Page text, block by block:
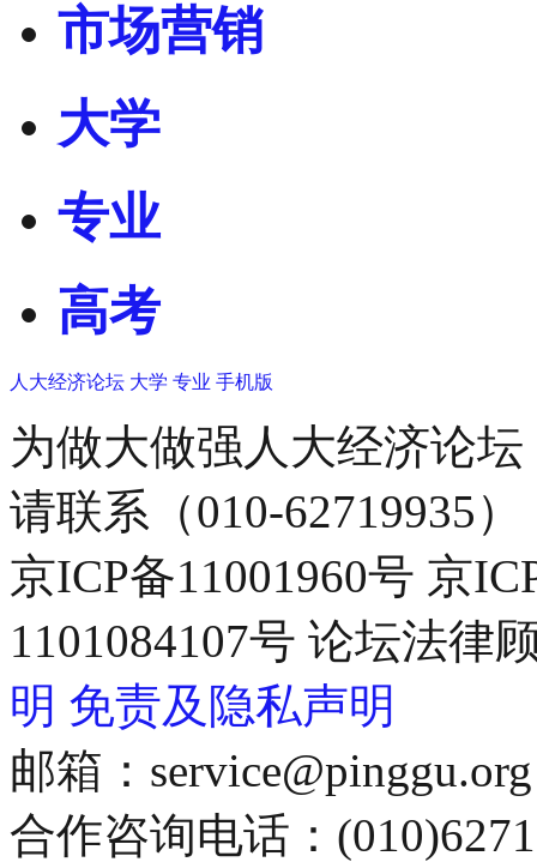
市场营销
大学
专业
高考
人大经济论坛 大学 专业 手机版
为做大做强人大经济论
请联系（010-62719935）
京ICP备11001960号 京
1101084107号 论坛法律
明 免责及隐私声明
邮箱：service@pinggu.org
合作咨询电话：